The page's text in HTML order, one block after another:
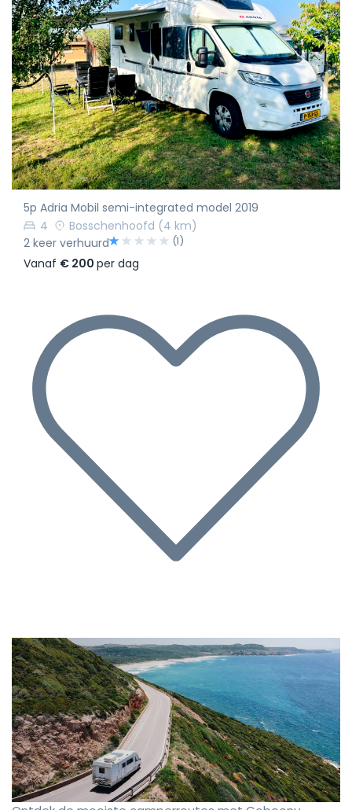
5p Adria Mobil semi-integrated model 2019
4
Bosschenhoofd (4 km)
2 keer verhuurd
(1)
Vanaf € 200 per dag